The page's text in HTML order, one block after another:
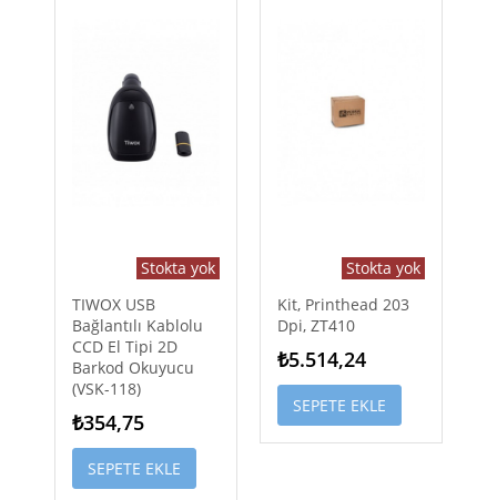
Stokta yok
TIWOX USB
Bağlantılı Kablolu
CCD El Tipi 2D
Barkod Okuyucu
(VSK-118)
₺354,75
SEPETE EKLE
Stokta yok
Kit, Printhead 203
Dpi, ZT410
₺5.514,24
SEPETE EKLE